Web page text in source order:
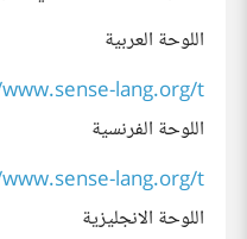
اللوحة العربية
lang.org/t...
اللوحة الفرنسية
lang.org/t...
اللوحة الانجليزية